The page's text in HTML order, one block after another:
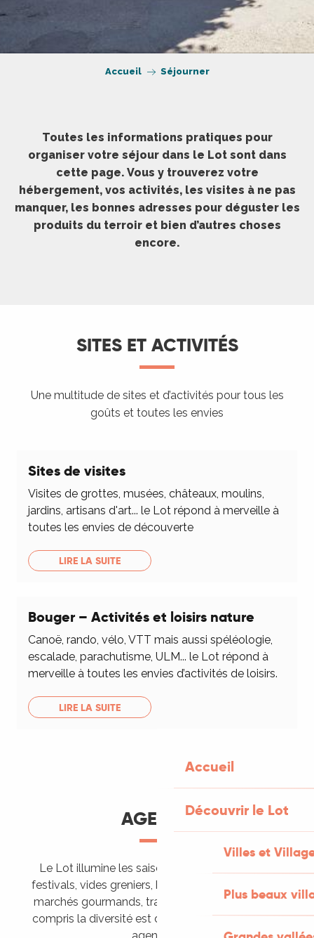
Accueil
Découvrir le Lot
Villes et
Plus beaux
Accueil Séjourner
Toutes les informations pratiques pour
organiser votre séjour dans le Lot sont dans
cette page. Vous y trouverez votre
hébergement, vos activités, les visites à ne pas
manquer, les bonnes adresses pour déguster les
produits du terroir et bien d’autres choses
encore.
SITES ET ACTIVITÉS
Une multitude de sites et d’activités pour tous les
goûts et toutes les envies
Sites de visites
Visites de grottes, musées, châteaux, moulins,
jardins, artisans d'art... le Lot répond à merveille à
toutes les envies de découverte
LIRE LA SUITE
Bouger – Activités et loisirs nature
Canoë, rando, vélo, VTT mais aussi spéléologie,
escalade, parachutisme, ULM... le Lot répond à
merveille à toutes les envies d’activités de loisirs.
LIRE LA SUITE
AGENDA
Le Lot illumine les saisons de ses animations :
festivals, vides greniers, brocantes, fêtes votives,
marchés gourmands, trails sportifs… Vous l’aurez
compris la diversité est de mise, alors tous à vos